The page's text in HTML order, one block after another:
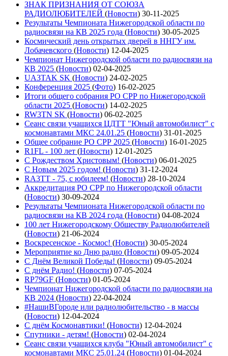
ЗНАК ПРИЗНАНИЯ ОТ СОЮЗА
РАДИОЛЮБИТЕЛЕЙ (Новости) 30-11-2025
Результаты Чемпионата Нижегородской области по
радиосвязи на КВ 2025 года (Новости) 30-05-2025
Космический день открытых дверей в ННГУ им.
Лобачевского (Новости) 12-04-2025
Чемпионат Нижегородской области по радиосвязи на
КВ 2025 (Новости) 02-04-2025
UA3TAK SK (Новости) 24-02-2025
Конференция 2025 (Фото) 16-02-2025
Итоги общего собрания РО СРР по Нижегородской
области 2025 (Новости) 14-02-2025
RW3TN SK (Новости) 06-02-2025
Сеанс связи учащихся ЦДТТ "Юный автомобилист" с
космонавтами МКС 24.01.25 (Новости) 31-01-2025
Общее собрание РО СРР 2025 (Новости) 16-01-2025
R1FL - 100 лет (Новости) 12-01-2025
С Рождеством Христовым! (Новости) 06-01-2025
С Новым 2025 годом! (Новости) 31-12-2024
RA3TT - 75, с юбилеем! (Новости) 28-10-2024
Аккредитация РО СРР по Нижегородской области
(Новости) 30-09-2024
Результаты Чемпионата Нижегородской области по
радиосвязи на КВ 2024 года (Новости) 04-08-2024
100 лет Нижегородскому Обществу Радиолюбителей
(Новости) 21-06-2024
Воскресенское - Космос! (Новости) 30-05-2024
Мероприятие ко Дню радио (Новости) 09-05-2024
С Днём Великой Победы! (Новости) 09-05-2024
С днём Радио! (Новости) 07-05-2024
RP79GF (Новости) 01-05-2024
Чемпионат Нижегородской области по радиосвязи на
КВ 2024 (Новости) 22-04-2024
#НашиВГороде или радиолюбительство - в массы
(Новости) 12-04-2024
С днём Космонавтики! (Новости) 12-04-2024
Спутники - детям! (Новости) 02-04-2024
Сеанс связи учащихся клуба "Юный автомобилист" с
космонавтами МКС 25.01.24 (Новости) 01-04-2024